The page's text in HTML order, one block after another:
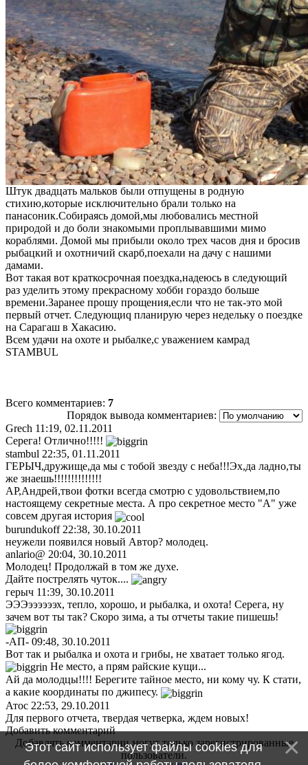
Штук двадцать мальков были отпущены в родную
стихию,которые исключительно брали только на
панасоник.Собираясь домой,мы любовались местной
природой и до боли знакомыми проплывавшими мимо
кораблями. Домой мы прибыли около трех часов дня и бросив
рыбацкий и охотничий скарб,поехали на дачу с нашими
дамами.
Вот такая вот краткосрочная поездка,надеюсь в следующий
раз уделить этому прекрасному хобби гораздо больше
времени.Заранее прошу прощения,если что не так-это мой
первый отчет. Следующиq планирую через недельку о поездке
на Сарагаш в Хакасию.
Всем удачи на охоте и рыбалке,с уважением камрад
STAMBUL
Всего комментариев: 7
Порядок вывода комментариев:
Grech 11:19, 02.11.2011
Серега! Отлично!!!!!
stambul 22:35, 01.11.2011
ГЕРЫЧ,дружище,да мы с тобой звезду с неба!!!Эх,да ладно,ты
же знаешь!!!!!!!!!!!!!!
АР,Андрей,твои фотки всегда смотрю с удовольствием,по
настоящему секретные места. А про секретное место "А" уже
совсем другая история
burundukoff 22:38, 30.10.2011
неужели появился новый Автор? молодец.
anlario@ 20:04, 30.10.2011
Молодец! Продолжай в том же духе.
Дайте пострелять чуток....
герыч 11:39, 30.10.2011
ЭЭЭээээээх, тепло, хорошо, и рыбалка, и охота! Серега, ну
зачем вот ты так? Скоро зима, а ты отчеты такие пишешь!
-АП- 09:48, 30.10.2011
Вот так и рыбалка и охота и грибы, не хватает только ягод.
Не место, а прям райские кущи...
Ай да молодцы!!!! Берегите тайное место, ни кому чу. К стати,
а какие координаты по джипесу.
Атос 22:53, 29.10.2011
Для первого отчета, твердая четверка, ждем новых!
Добавить комментарий
Добавлять комментарии могут только зарегистрированные
пользователи.
Этот сайт использует файлы cookies для